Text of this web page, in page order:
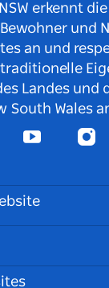
erkennt
und
an und
Landes und
South Wales
YouTube
uns